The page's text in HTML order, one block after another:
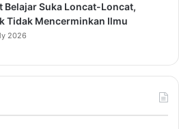
Belajar Suka Loncat-Loncat,
Tidak Mencerminkan Ilmu
2026